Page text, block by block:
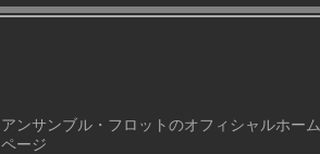
アンサンブル・フロットのオフィシャルホーム
ページ